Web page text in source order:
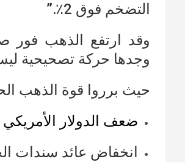
التضخم فوق 2٪.”
وقد ارتفع الذهب فور
وجدها حركة تصحيحية
حيث برروا قوة الذهب
ضعف الدولار الأمريكي
انخفاض عائد سندات الخزانة